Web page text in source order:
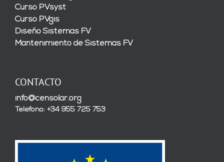
Curso PVsyst
Curso PVgis
Diseño Sistemas FV
Mantenimiento de Sistemas FV
CONTACTO
info@censolar.org
Teléfono: +34 955 725 753